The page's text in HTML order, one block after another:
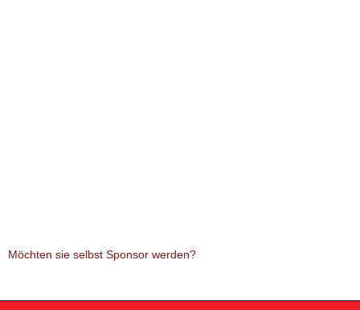
Möchten sie selbst Sponsor werden?